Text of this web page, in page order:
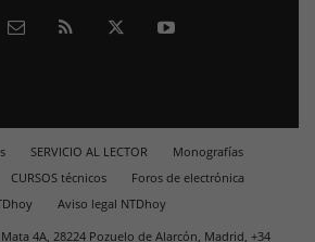
SERVICIO AL LECTOR
Monografías
CURSOS técnicos
Foros de electrónica
Aviso legal NTDhoy
4A, 28224 Pozuelo de Alarcón, Madrid, +34